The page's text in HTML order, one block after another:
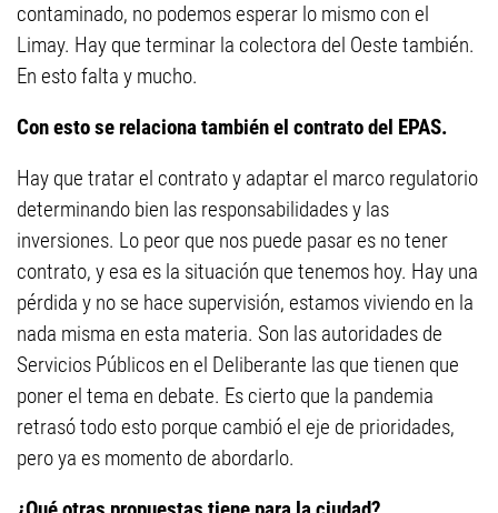
contaminado, no podemos esperar lo mismo con el
Limay. Hay que terminar la colectora del Oeste también.
En esto falta y mucho.
Con esto se relaciona también el contrato del EPAS.
Hay que tratar el contrato y adaptar el marco regulatorio
determinando bien las responsabilidades y las
inversiones. Lo peor que nos puede pasar es no tener
contrato, y esa es la situación que tenemos hoy. Hay una
pérdida y no se hace supervisión, estamos viviendo en la
nada misma en esta materia. Son las autoridades de
Servicios Públicos en el Deliberante las que tienen que
poner el tema en debate. Es cierto que la pandemia
retrasó todo esto porque cambió el eje de prioridades,
pero ya es momento de abordarlo.